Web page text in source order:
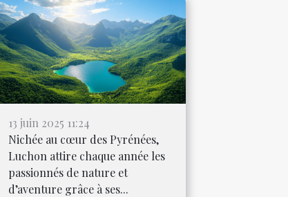
13 juin 2025 11:24
Nichée au cœur des Pyrénées,
Luchon attire chaque année les
passionnés de nature et
d’aventure grâce à ses...